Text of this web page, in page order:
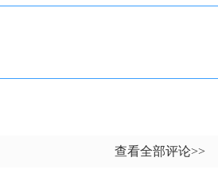
查看全部评论>>